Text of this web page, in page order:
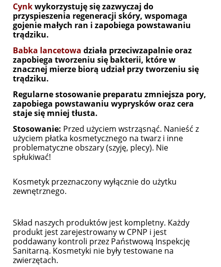
Cynkwykorzystuję się zazwyczaj do
przyspieszenia regeneracji skóry, wspomaga
gojenie małych ran i zapobiega powstawaniu
trądziku.
Babka lancetowa działa przeciwzapalnie oraz
zapobiega tworzeniu się bakterii, które w
znacznej mierze biorą udział przy tworzeniu się
trądziku.
Regularne stosowanie preparatu zmniejsza pory,
zapobiega powstawaniu wyprysków oraz cera
staje się mniej tłusta.
Stosowanie: Przed użyciem wstrząsnąć. Nanieść z
użyciem płatka kosmetycznego na twarz i inne
problematyczne obszary (szyję, plecy). Nie
spłukiwać!
Kosmetyk przeznaczony wyłącznie do użytku
zewnętrznego.
Skład naszych produktów jest kompletny. Każdy
produkt jest zarejestrowany w CPNP i jest
poddawany kontroli przez Państwową Inspekcję
Sanitarną. Kosmetyki nie były testowane na
zwierzętach.